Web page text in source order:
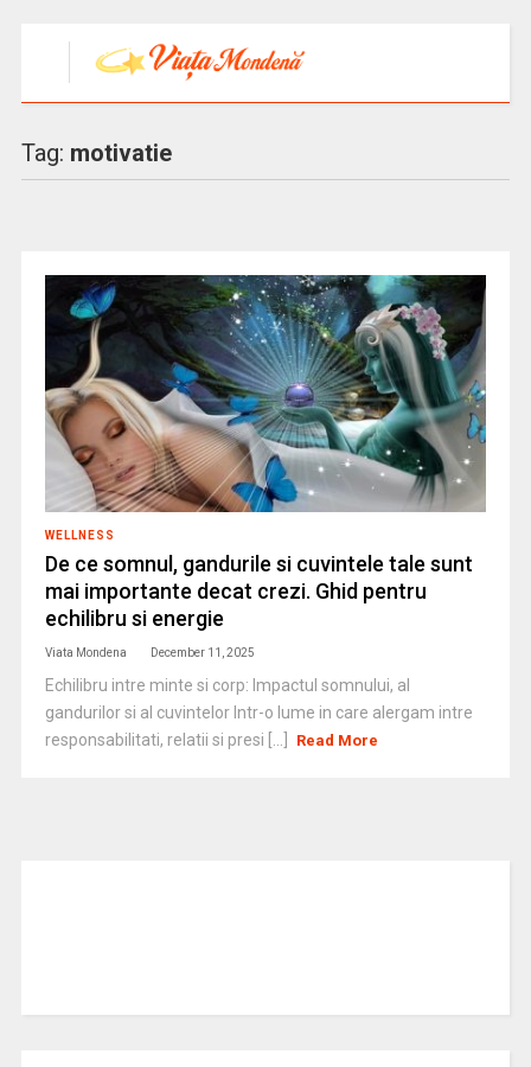
Tag: motivatie
WELLNESS
De ce somnul, gandurile si cuvintele tale sunt
mai importante decat crezi. Ghid pentru
echilibru si energie
Viata Mondena December 11, 2025
Echilibru intre minte si corp: Impactul somnului, al
gandurilor si al cuvintelor Intr-o lume in care alergam intre
responsabilitati, relatii si presi [...]
Read More